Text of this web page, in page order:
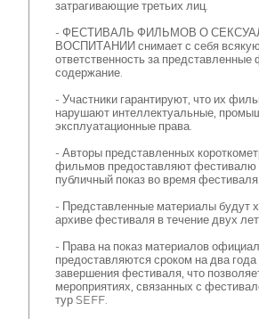
затрагивающие третьих лиц.
- ФЕСТИВАЛЬ ФИЛЬМОВ О
ВОСПИТАНИИ снимает с себя
ответственность за
содержание.
- Участники гарантируют, что их
нарушают интеллектуальные,
эксплуатационные права.
- Авторы представленных
фильмов предоставляют фестивалю
публичный показ во время фестиваля.
- Представленные материалы будут
архиве фестиваля в течение двух
- Права на показ материалов
предоставляются сроком на два
завершения фестиваля, что
мероприятиях, связанных с
тур SEFF.